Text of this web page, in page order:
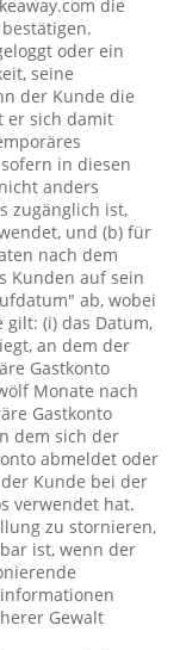
die
oder ein
seine
der Kunde die
er sich damit
in diesen
anders
zugänglich ist,
und (b) für
nach dem
Kunden auf sein
ab, wobei
(i) das Datum,
an dem der
Gastkonto
Monate nach
Gastkonto
dem sich der
abmeldet oder
Kunde bei der
verwendet hat.
zu stornieren,
ist, wenn der
Gewalt